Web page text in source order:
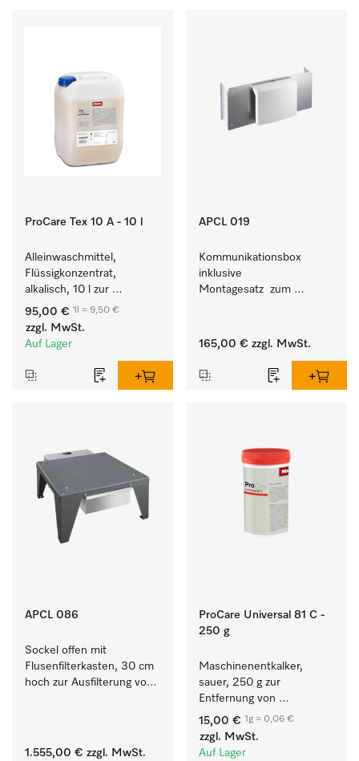
ProCare Tex 10 A - 10 l
Alleinwaschmittel,
Flüssigkonzentrat,
alkalisch, 10 l zur
Reinigung weißer Textilien
und farbechter
Buntwäsche.
95,00 € 1l = 9,50 €
zzgl. MwSt.
Auf Lager
APCL 019
Kommunikationsbox
inklusive
Montagesatz  zum
mit externen Systemen.
165,00 € zzgl. MwSt.
APCL 086
Sockel offen mit
Flusenfilterkasten, 30 cm
hoch zur Ausfilterung von
1.555,00 € zzgl. MwSt.
ProCare Universal 81 C -
250 g
Maschinenentkalker,
sauer, 250 g zur
Entfernung von
hartnäckigen
Kalkablagerungen.
15,00 € 1g = 0,06 €
zzgl. MwSt.
Auf Lager